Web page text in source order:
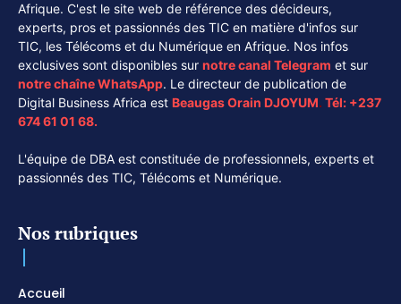
Afrique. C'est le site web de référence des décideurs,
experts, pros et passionnés des TIC en matière d'infos sur
TIC, les Télécoms et du Numérique en Afrique. Nos infos
exclusives sont disponibles sur notre canal Telegram et sur
notre chaîneWhatsApp. Le directeur de publication de
Digital Business Africa est Beaugas Orain DJOYUM. Tél: +237
674 61 01 68.
L'équipe de DBA est constituée de professionnels, experts et
passionnés des TIC, Télécoms et Numérique.
Nos rubriques
Accueil